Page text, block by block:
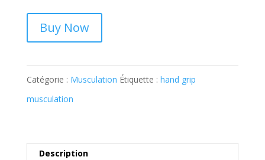
Buy Now
Catégorie : Musculation Étiquette : hand grip
musculation
Description